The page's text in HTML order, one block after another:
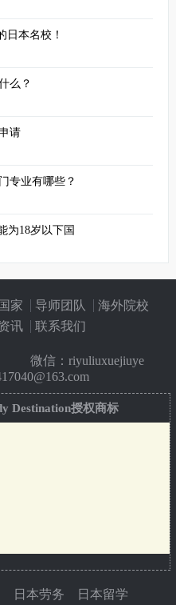
日本名校！
么？
请
专业有哪些？
为18岁以下国
家 导师团队
海外院校
讯 联系我们
微信：riyuliuxuejiuye
Destination授权商标
日本劳务 日本留学